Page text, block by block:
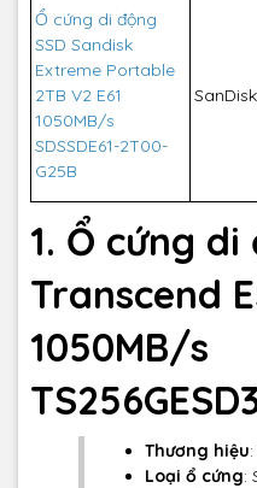
Ổ cứng di động
SSD Sandisk
Extreme Portable
2TB V2 E61
1050MB/s
SDSSDE61-2T00-
G25B
SanDisk
1. Ổ cứng di
Transcend
1050MB/s
Thương hiệu
Loại ổ cứng: